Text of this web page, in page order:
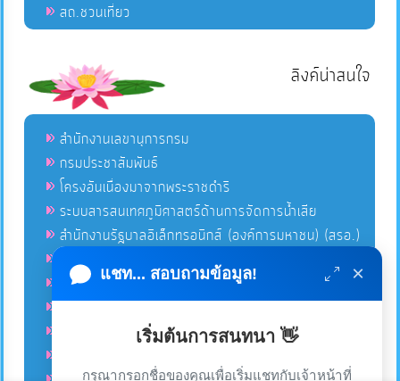
แชท... สอบถามข้อมูล! ×
เริ่มต้นการสนทนา 👋
กรุณากรอกชื่อของคุณเพื่อเริ่มแชทกับเจ้าหน้าที่
สถ.ชวนเที่ยว
ลิงค์น่าสนใจ
สำนักงานเลขานุการกรม
กรมประชาสัมพันธ์
โครงอันเนื่องมาจากพระราชดำริ
ระบบสารสนเทศภูมิศาสตร์ด้านการจัดการน้ำเสีย
สำนักงานรัฐบาลอิเล็กทรอนิกส์ (องค์การมหาชน) (สรอ.)
โครงการอนุรักษ์พันธุกรรมพืชอันเนื่องมาจากพระราชดำริ
คลังข่าวมหาไทย
คู่มือตาม พ.ร.บ.อำนวยความสดวกฯ
ฐานข้อมูลหน่วยงานภาครัฐ (INFO)